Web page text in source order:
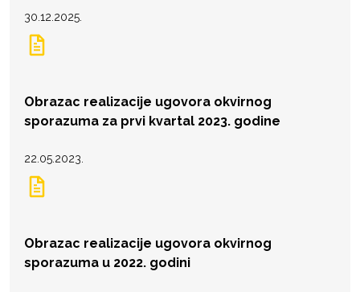
30.12.2025.
Obrazac realizacije ugovora okvirnog
sporazuma za prvi kvartal 2023. godine
22.05.2023.
Obrazac realizacije ugovora okvirnog
sporazuma u 2022. godini